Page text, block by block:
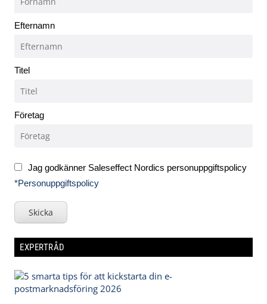
Efternamn
Titel
Företag
Jag godkänner Saleseffect Nordics personuppgiftspolicy
*Personuppgiftspolicy
Skicka
EXPERTRÅD